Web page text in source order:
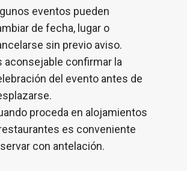
eventos pueden
de fecha, lugar o
sin previo aviso.
aconsejable confirmar la
del evento antes de
proceda en alojamientos
es conveniente
con antelación.